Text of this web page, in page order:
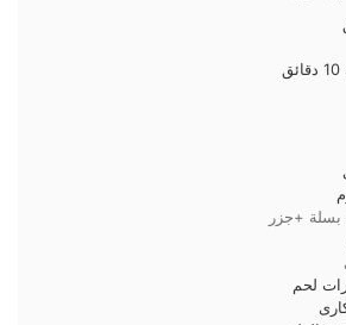
10دقائق
دقائق
بسلة +جزر
لحم